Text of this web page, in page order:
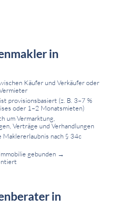
in
Käufer und Verkäufer oder
provisionsbasiert (z. B. 3–7 %
oder 1–2 Monatsmieten)
um Vermarktung,
Verträge und Verhandlungen
Maklererlaubnis nach § 34c
gebunden →
in